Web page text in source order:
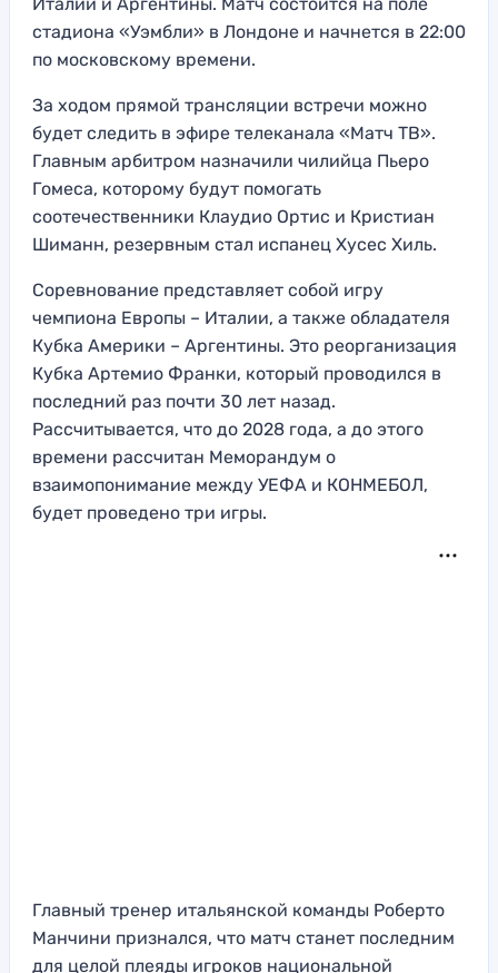
стадиона «Уэмбли» в Лондоне и начнется в 22:00
по московскому времени.
За ходом прямой трансляции встречи можно
будет следить в эфире телеканала «Матч ТВ».
Главным арбитром назначили чилийца Пьеро
Гомеса, которому будут помогать
соотечественники Клаудио Ортис и Кристиан
Шиманн, резервным стал испанец Хусес Хиль.
Соревнование представляет собой игру
чемпиона Европы – Италии, а также обладателя
Кубка Америки – Аргентины. Это реорганизация
Кубка Артемио Франки, который проводился в
последний раз почти 30 лет назад.
Рассчитывается, что до 2028 года, а до этого
времени рассчитан Меморандум о
взаимопонимание между УЕФА и КОНМЕБОЛ,
будет проведено три игры.
Главный тренер итальянской команды Роберто
Манчини признался, что матч станет последним
для целой плеяды игроков национальной